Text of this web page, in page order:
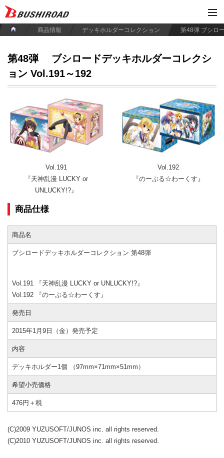
商品情報 デッキホルダーコレクション
第48弾
ブシロードデッキホルダーコレクシ
ョン Vol.191～192
Vol.191
『天神乱漫 LUCKY or
UNLUCKY!?』
Vol.192
『のーぶる☆わーくす』
商品仕様
商品名
ブシロードデッキホルダーコレクション 第48弾
Vol.191 『天神乱漫 LUCKY or UNLUCKY!?』
Vol.192 『のーぶる☆わーくす』
発売日
2015年1月9日（金）発売予定
内容
デッキホルダー1個 （97mm×71mm×51mm）
希望小売価格
476円＋税
(C)2009 YUZUSOFT/JUNOS inc. all rights reserved.
(C)2010 YUZUSOFT/JUNOS inc. all rights reserved.